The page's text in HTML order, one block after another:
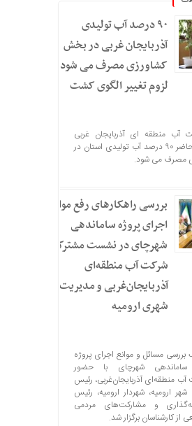
۹۰ درصد آب تولیدی
آذربایجان غربی در بخش
کشاورزی مصرف می شود؛
لزوم تغییر الگوی کشت
آب منطقه ای آذربایجان غربی
گفت: در حال حاضر ۹۰ درصد آب تولیدی استان در
مصرف می شود.
بررسی راهکارهای رفع موانع
اجرای پروژه ساماندهی
شهرچای در نشست مشترک
شرکت آب منطقه‌ای
آذربایجان‌غربی و مدیریت
شهری ارومیه
مسائل و موانع اجرای پروژه
ساماندهی شهرچای با حضور
آب منطقه‌ای آذربایجان‌غربی، رئیس
ارومیه، شهردار ارومیه، رئیس
و مشارکت‌های مردمی
کارشناسان برگزار شد.